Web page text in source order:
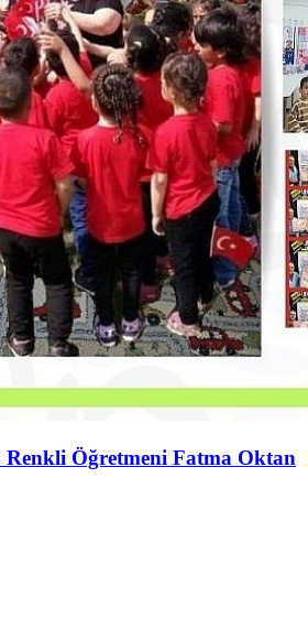
Renkli Öğretmeni Fatma Oktan